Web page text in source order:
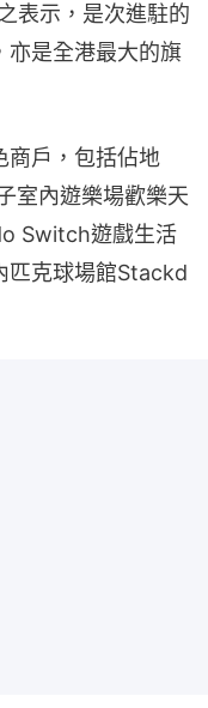
表示，是次進駐的
亦是全港最大的旗
商戶，包括佔地
室內遊樂場歡樂天
Switch遊戲生活
匹克球場館Stackd